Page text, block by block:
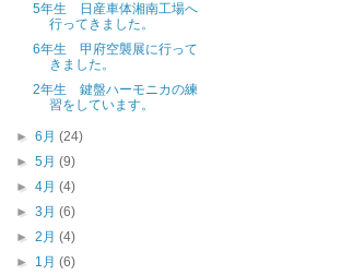
5年生 日産車体湘南工場へ
行ってきました。
6年生 甲府空襲展に行って
きました。
2年生 鍵盤ハーモニカの練
習をしています。
►6月(24)
►5月(9)
►4月(4)
►3月(6)
►2月(4)
► 1月(6)